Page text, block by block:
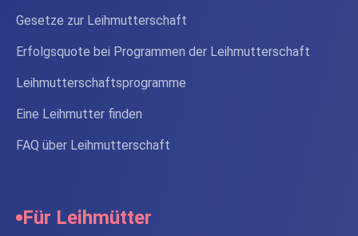
Gesetze zur Leihmutterschaft
Erfolgsquote bei Programmen der Leihmutterschaft
Leihmutterschaftsprogramme
Eine Leihmutter finden
FAQ über Leihmutterschaft
Für Leihmütter